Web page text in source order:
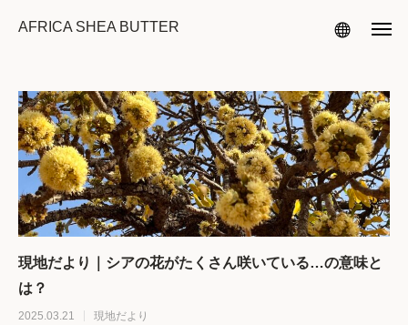
AFRICA SHEA BUTTER
現地だより｜シアの花がたくさん咲いている…の意味と
は？
2025.03.21 現地だより